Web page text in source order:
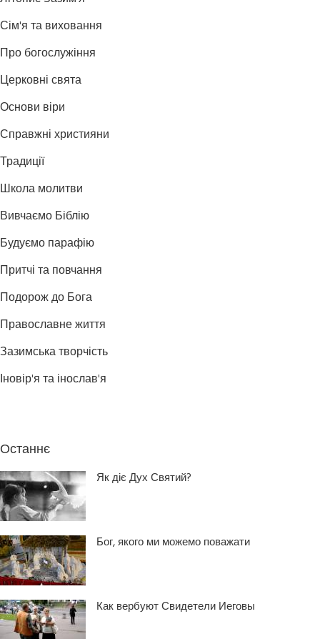
Сім'я та виховання
Про богослужіння
Церковні свята
Основи віри
Справжні християни
Традиції
Школа молитви
Вивчаємо Біблію
Будуємо парафію
Притчі та повчання
Подорож до Бога
Православне життя
Зазимська творчість
Іновір'я та інослав'я
Останнє
Як діє Дух Святий?
Бог, якого ми можемо поважати
Как вербуют Свидетели Иеговы